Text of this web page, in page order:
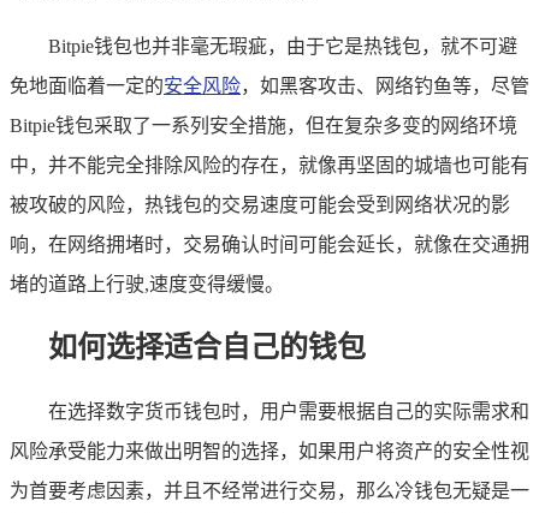
Bitpie钱包也并非毫无瑕疵，由于它是热钱包，就不可避
免地面临着一定的安全风险，如黑客攻击、网络钓鱼等，尽管
Bitpie钱包采取了一系列安全措施，但在复杂多变的网络环境
中，并不能完全排除风险的存在，就像再坚固的城墙也可能有
被攻破的风险，热钱包的交易速度可能会受到网络状况的影
响，在网络拥堵时，交易确认时间可能会延长，就像在交通拥
堵的道路上行驶,速度变得缓慢。
如何选择适合自己的钱包
在选择数字货币钱包时，用户需要根据自己的实际需求和
风险承受能力来做出明智的选择，如果用户将资产的安全性视
为首要考虑因素，并且不经常进行交易，那么冷钱包无疑是一